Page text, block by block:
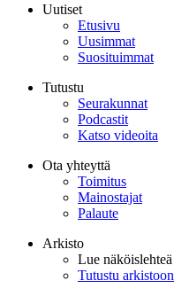
Uutiset
Etusivu
Uusimmat
Suosituimmat
Tutustu
Seurakunnat
Podcastit
Katso videoita
Ota yhteyttä
Toimitus
Mainostajat
Palaute
Arkisto
Lue näköislehteä
Tutustu arkistoon